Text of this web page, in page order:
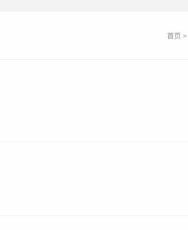
首页 >